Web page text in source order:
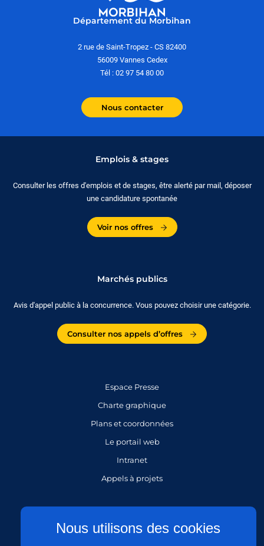
Département du Morbihan
2 rue de Saint-Tropez - CS 82400
56009 Vannes Cedex
Tél : 02 97 54 80 00
Nous contacter
Emplois & stages
Consulter les offres d'emplois et de stages, être alerté par mail, déposer
une candidature spontanée
Voir nos offres
Marchés publics
Avis d'appel public à la concurrence. Vous pouvez choisir une catégorie.
Consulter nos appels d’offres
Espace Presse
Charte graphique
Plans et coordonnées
Le portail web
Intranet
Appels à projets
Nous utilisons des cookies